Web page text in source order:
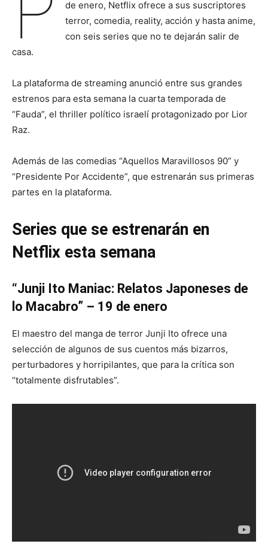
de enero, Netflix ofrece a sus suscriptores
terror, comedia, reality, acción y hasta anime,
con seis series que no te dejarán salir de
casa.
La plataforma de streaming anunció entre sus grandes
estrenos para esta semana la cuarta temporada de
“Fauda”, el thriller político israelí protagonizado por Lior
Raz.
Además de las comedias “Aquellos Maravillosos 90” y
“Presidente Por Accidente”, que estrenarán sus primeras
partes en la plataforma.
Series que se estrenarán en
Netflix esta semana
“Junji Ito Maniac: Relatos Japoneses de
lo Macabro” – 19 de enero
El maestro del manga de terror Junji Ito ofrece una
selección de algunos de sus cuentos más bizarros,
perturbadores y horripilantes, que para la crítica son
“totalmente disfrutables”.